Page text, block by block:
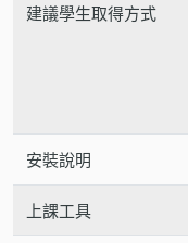
建議學生取得方式
安裝說明
上課工具